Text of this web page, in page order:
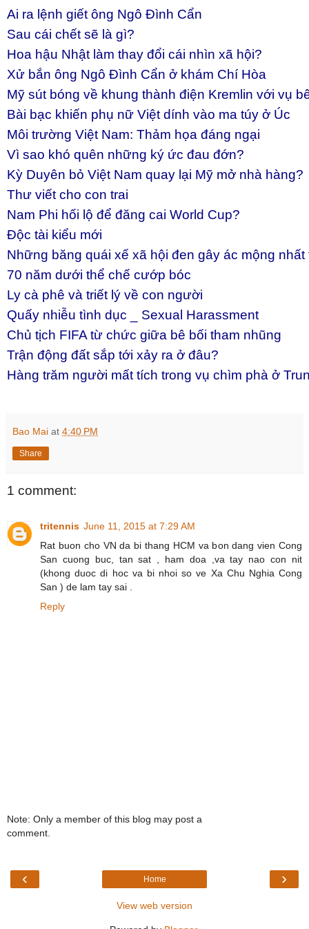
Ai ra lệnh giết ông Ngô Đình Cẩn
Sau cái chết sẽ là gì?
Hoa hậu Nhật làm thay đổi cái nhìn xã hội?
Xử bắn ông Ngô Đình Cẩn ở khám Chí Hòa
Mỹ sút bóng về khung thành điện Kremlin với vụ
Bài bạc khiến phụ nữ Việt dính vào ma túy ở Úc
Môi trường Việt Nam: Thảm họa đáng ngại
Vì sao khó quên những ký ức đau đớn?
Kỳ Duyên bỏ Việt Nam quay lại Mỹ mở nhà hàng?
Thư viết cho con trai
Nam Phi hối lộ để đăng cai World Cup?
Độc tài kiểu mới
Những băng quái xế xã hội đen gây ác mộng nhất
70 năm dưới thể chế cướp bóc
Ly cà phê và triết lý về con người
Quấy nhiễu tình dục _ Sexual Harassment
Chủ tịch FIFA từ chức giữa bê bối tham nhũng
Trận động đất sắp tới xảy ra ở đâu?
Hàng trăm người mất tích trong vụ chìm phà ở
Bao Mai at 4:40 PM
Share
1 comment:
tritennis June 11, 2015 at 7:29 AM
Rat buon cho VN da bi thang HCM va bon dang vien Cong
San cuong buc, tan sat , ham doa ,va tay nao con nit
(khong duoc di hoc va bi nhoi so ve Xa Chu Nghia Cong
San ) de lam tay sai .
Reply
Note: Only a member of this blog may post a
comment.
‹ ›
Home
View web version